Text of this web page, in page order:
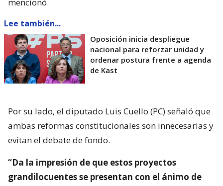
mencionó.
Lee también...
Oposición inicia despliegue
nacional para reforzar unidad y
ordenar postura frente a agenda
de Kast
Por su lado, el diputado Luis Cuello (PC) señaló que
ambas reformas constitucionales son innecesarias y
evitan el debate de fondo.
“Da la impresión de que estos proyectos
grandilocuentes se presentan con el ánimo de